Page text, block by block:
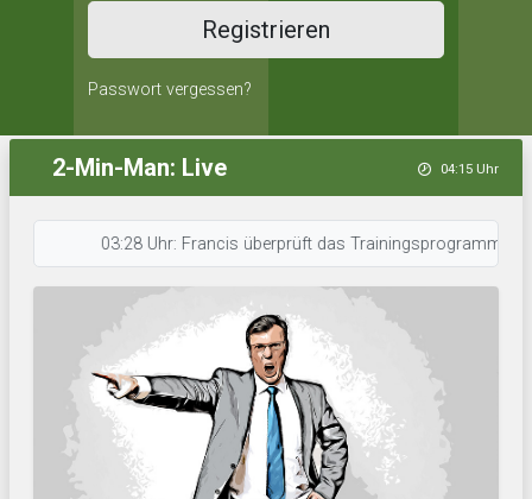
Registrieren
Passwort vergessen?
2-Min-Man: Live 04:15 Uhr
03:28 Uhr: Francis überprüft das Trainingsprogramm. •